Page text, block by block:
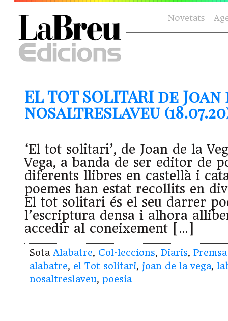
Novetats
EL TOT SOLITARI de
nosaltreslaveu
‘El tot solitari’, de Joan de la
Vega, a banda de ser editor de
diferents llibres en castellà i
poemes han estat recollits en
El tot solitari és el seu darrer
l’escriptura densa i alhora
accedir al coneixement […]
Sota Alabatre, Col·leccions, Diaris, Premsa
alabatre, el Tot solitari, joan de la vega,
nosaltreslaveu, poesia